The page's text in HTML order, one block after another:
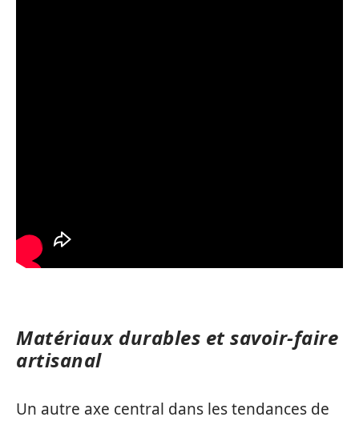
Matériaux durables et savoir-faire
artisanal
Un autre axe central dans les tendances de